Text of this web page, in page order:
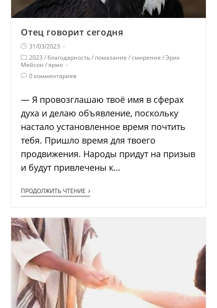
Отец говорит сегодня
31/03/2023
2023 / благодарность / помазание / смирение / Эрик
Мейсон / ярмо
0 комментариев
— Я провозглашаю твоё имя в сферах
духа и делаю объявление, поскольку
настало установленное время почтить
тебя. Пришло время для твоего
продвижения. Народы придут на призыв
и будут привлечены к…
ПРОДОЛЖИТЬ ЧТЕНИЕ